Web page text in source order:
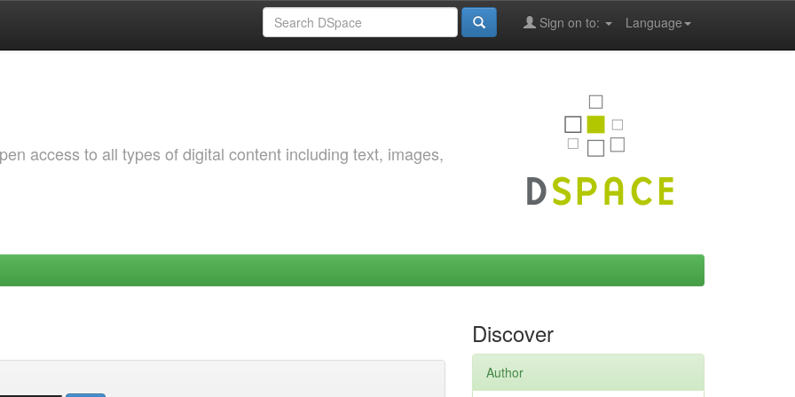
Language
Sign on to:
access to all types of digital content including text, images,
Discover
Author